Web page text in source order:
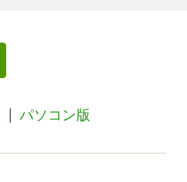
パソコン版